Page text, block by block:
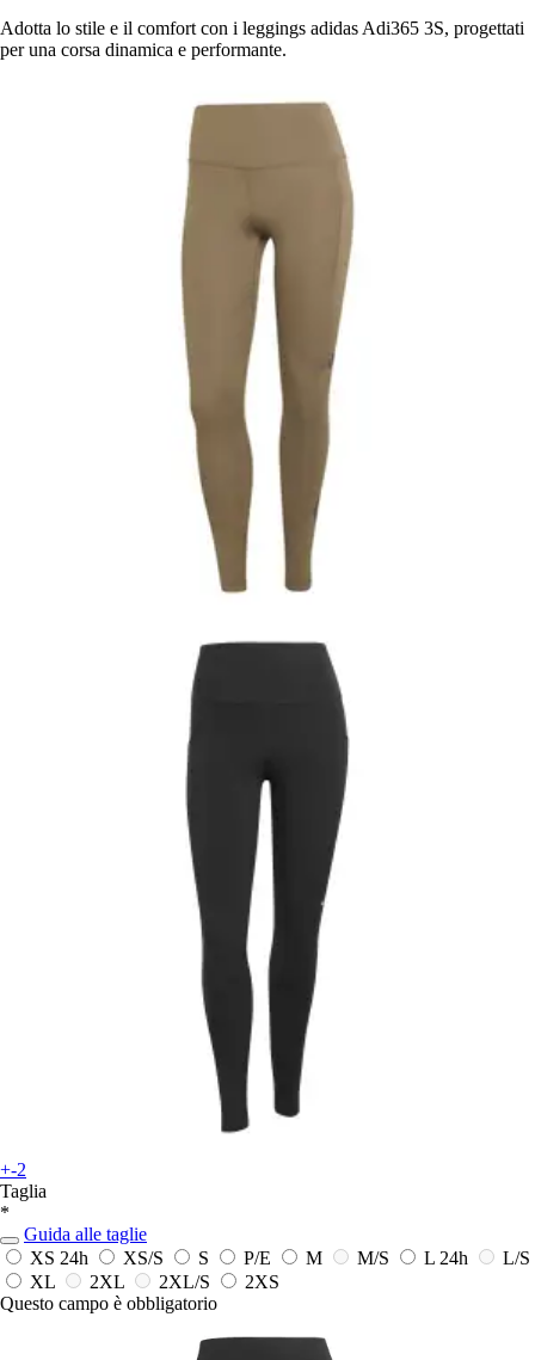
Adotta lo stile e il comfort con i leggings adidas Adi365 3S, progettati
per una corsa dinamica e performante.
+-2
Taglia
*
Guida alle taglie
XS 24h XS/S S P/E M M/S L 24h
L/S
XL
2XL 2XL/S
2XS
Questo campo è obbligatorio